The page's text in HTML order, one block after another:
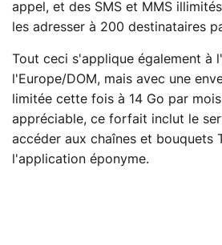
appel, et des SMS et MMS
les adresser à 200 destinataires
Tout ceci s'applique également à
l'Europe/DOM, mais avec une
limitée cette fois à 14 Go par
appréciable, ce forfait inclut le
accéder aux chaînes et bouquets
l'application éponyme.